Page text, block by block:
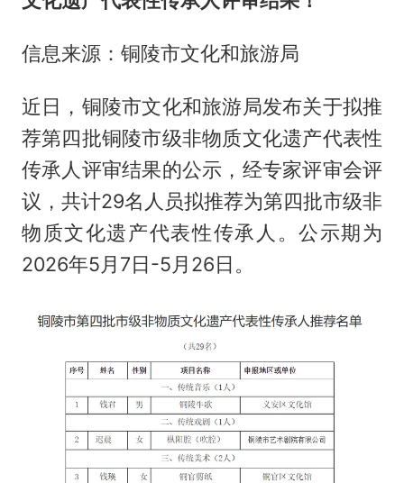
信息来源：铜陵市文化和旅游局
近日，铜陵市文化和旅游局发布关于拟推
荐第四批铜陵市级非物质文化遗产代表性
传承人评审结果的公示，经专家评审会评
议，共计29名人员拟推荐为第四批市级非
物质文化遗产代表性传承人。公示期为
2026年5月7日-5月26日。